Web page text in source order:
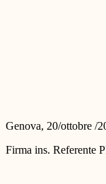
Genova,
Firma ins. Referente